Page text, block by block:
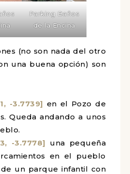
Parking Baños
de la Encina
(no son nada del otro
una buena opción) son
-3.7739] en el Pozo de
Queda andando a unos
-3.7778] una pequeña
en el pueblo
un parque infantil con